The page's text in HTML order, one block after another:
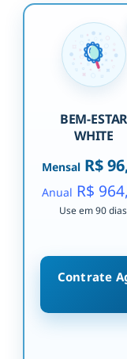
BEM-ESTAR
WHITE
MensalR$
Anual R$
Use em 90
Contrate